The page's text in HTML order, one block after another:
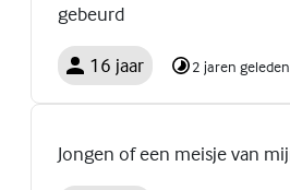
gebeurd
16 jaar 2 jaren geleden
Jongen of een meisje van